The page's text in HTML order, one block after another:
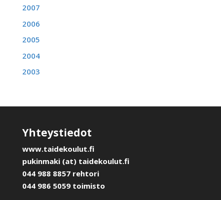
2007
2006
2005
2004
2003
Yhteystiedot
www.taidekoulut.fi
pukinmaki (at) taidekoulut.fi
044 988 8857 rehtori
044 986 5059 toimisto